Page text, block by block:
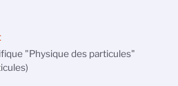
"Physique des particules"